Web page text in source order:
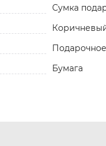
Сумка
Подарочное
Бумага